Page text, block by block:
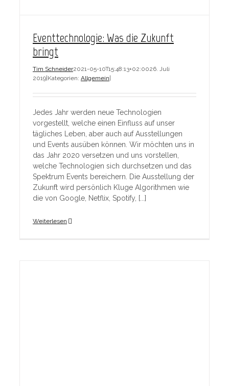
Eventtechnologie: Was die Zukunft
bringt
Tim Schneider2021-05-10T15:48:13+02:0026. Juli
2019 Kategorien: Allgemein
Jedes Jahr werden neue Technologien
vorgestellt, welche einen Einfluss auf unser
tägliches Leben, aber auch auf Ausstellungen
und Events ausüben können. Wir möchten uns in
das Jahr 2020 versetzen und uns vorstellen,
welche Technologien sich durchsetzen und das
Spektrum Events bereichern. Die Ausstellung der
Zukunft wird persönlich Kluge Algorithmen wie
die von Google, Netflix, Spotify, [...]
Weiterlesen